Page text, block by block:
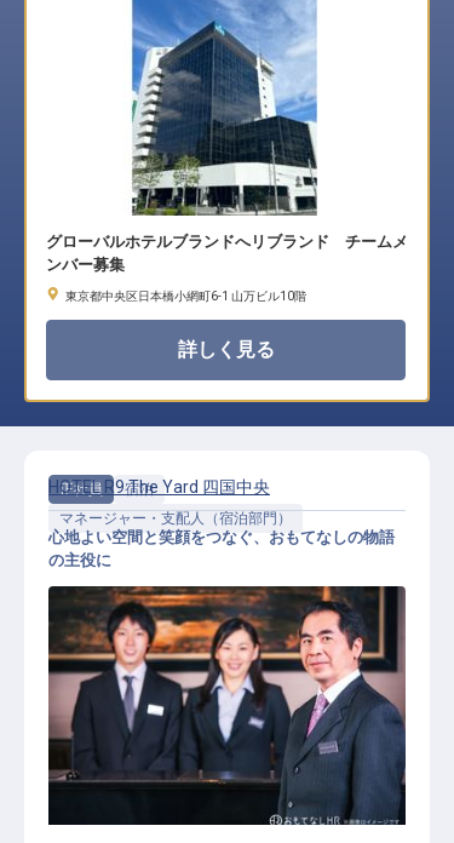
グローバルホテルブランドへリブランド チームメ
ンバー募集
東京都中央区日本橋小網町6-1 山万ビル10階
詳しく見る
正社員
宿泊
マネージャー・支配人（宿泊部門）
【HOTEL R9 The Yard 四国中央】運
営マネージャー
HOTEL R9 The Yard 四国中央
心地よい空間と笑顔をつなぐ、おもてなしの物語
の主役に